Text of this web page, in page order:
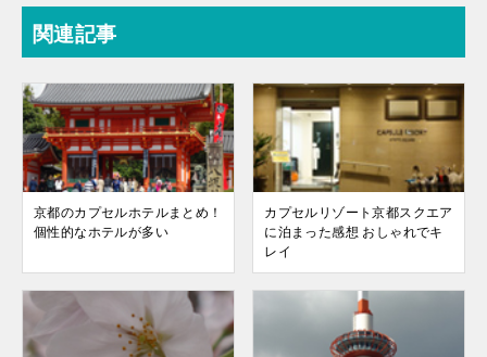
b
o
o
k
e
関連記事
京都のカプセルホテルまとめ！
個性的なホテルが多い
カプセルリゾート京都スクエア
に泊まった感想 おしゃれでキ
レイ